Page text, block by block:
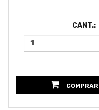
CANT.:
COMPRAR